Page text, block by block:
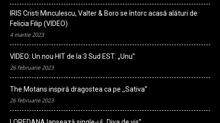
IRIS Cristi Minculescu, Valter & Boro se întorc acasă alături de
Felicia Filip (VIDEO)
4 martie 2023
VIDEO: Un nou HIT de la 3 Sud EST: „Unu”
26 februarie 2023
The Motans inspiră dragostea ca pe ,,Sativa”
26 februarie 2023